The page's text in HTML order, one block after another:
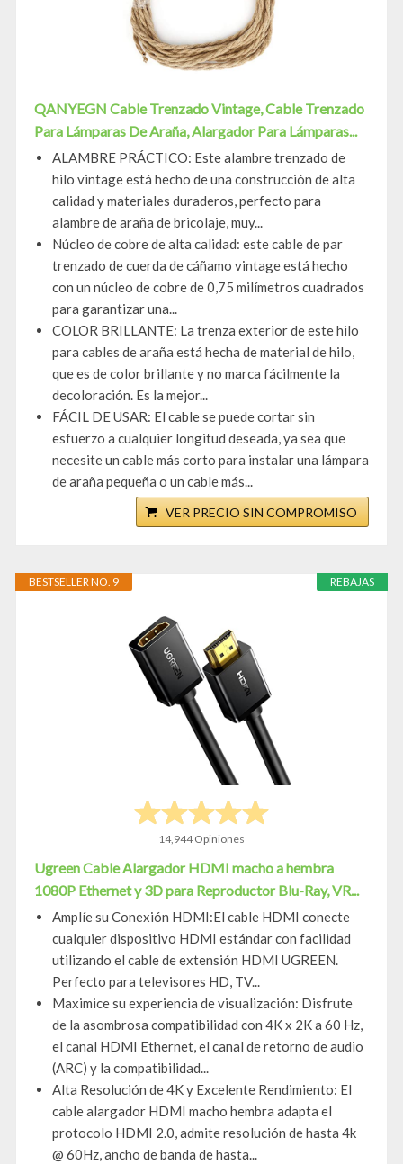
QANYEGN Cable Trenzado Vintage, Cable Trenzado
Para Lámparas De Araña, Alargador Para Lámparas...
ALAMBRE PRÁCTICO: Este alambre trenzado de
hilo vintage está hecho de una construcción de alta
calidad y materiales duraderos, perfecto para
alambre de araña de bricolaje, muy...
Núcleo de cobre de alta calidad: este cable de par
trenzado de cuerda de cáñamo vintage está hecho
con un núcleo de cobre de 0,75 milímetros cuadrados
para garantizar una...
COLOR BRILLANTE: La trenza exterior de este hilo
para cables de araña está hecha de material de hilo,
que es de color brillante y no marca fácilmente la
decoloración. Es la mejor...
FÁCIL DE USAR: El cable se puede cortar sin
esfuerzo a cualquier longitud deseada, ya sea que
necesite un cable más corto para instalar una lámpara
de araña pequeña o un cable más...
VER PRECIO SIN COMPROMISO
REBAJAS
BESTSELLER NO. 9
14,944 Opiniones
Ugreen Cable Alargador HDMI macho a hembra
1080P Ethernet y 3D para Reproductor Blu-Ray, VR...
Amplíe su Conexión HDMI:El cable HDMI conecte
cualquier dispositivo HDMI estándar con facilidad
utilizando el cable de extensión HDMI UGREEN.
Perfecto para televisores HD, TV...
Maximice su experiencia de visualización: Disfrute
de la asombrosa compatibilidad con 4K x 2K a 60 Hz,
el canal HDMI Ethernet, el canal de retorno de audio
(ARC) y la compatibilidad...
Alta Resolución de 4K y Excelente Rendimiento: El
cable alargador HDMI macho hembra adapta el
protocolo HDMI 2.0, admite resolución de hasta 4k
@ 60Hz, ancho de banda de hasta...